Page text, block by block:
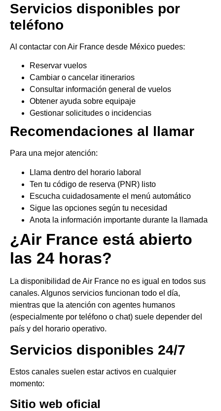
Servicios disponibles por
teléfono
Al contactar con Air France desde México puedes:
Reservar vuelos
Cambiar o cancelar itinerarios
Consultar información general de vuelos
Obtener ayuda sobre equipaje
Gestionar solicitudes o incidencias
Recomendaciones al llamar
Para una mejor atención:
Llama dentro del horario laboral
Ten tu código de reserva (PNR) listo
Escucha cuidadosamente el menú automático
Sigue las opciones según tu necesidad
Anota la información importante durante la llamada
¿Air France está abierto
las 24 horas?
La disponibilidad de Air France no es igual en todos sus
canales. Algunos servicios funcionan todo el día,
mientras que la atención con agentes humanos
(especialmente por teléfono o chat) suele depender del
país y del horario operativo.
Servicios disponibles 24/7
Estos canales suelen estar activos en cualquier
momento:
Sitio web oficial